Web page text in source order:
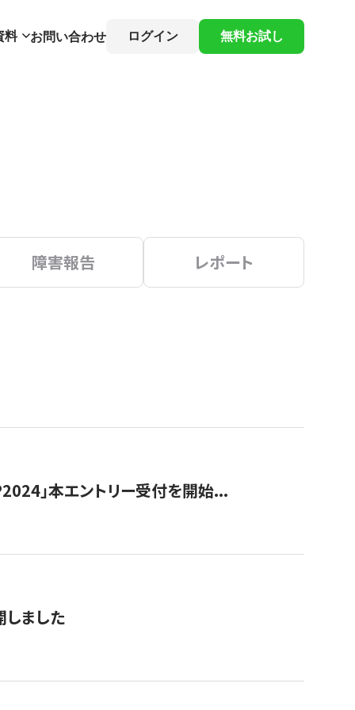
料 お問い合わせ ログイン 無料お試し
障害報告 レポート
」本エントリー受付を開始...
しました